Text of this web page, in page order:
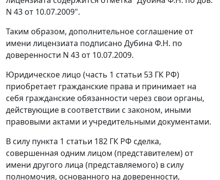
N 43 от 10.07.2009".
Таким образом, дополнительное соглашение от
имени лицензиата подписано Дубина Ф.Н. по
доверенности N 43 от 10.07.2009.
Юридическое лицо (часть 1 статьи 53 ГК РФ)
приобретает гражданские права и принимает на
себя гражданские обязанности через свои органы,
действующие в соответствии с законом, иными
правовыми актами и учредительными документами.
В силу пункта 1 статьи 182 ГК РФ сделка,
совершенная одним лицом (представителем) от
имени другого лица (представляемого) в силу
полномочия, основанного на доверенности,